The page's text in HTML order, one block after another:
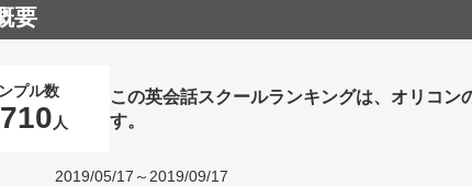
要
プル数
人
この英会話スクールランキングは、オリコン
す。
2019/05/17～2019/09/17